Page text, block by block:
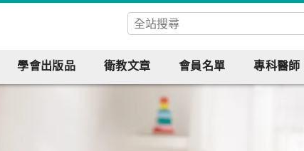
學會出版品 衛教文章 會員名單 專科醫師